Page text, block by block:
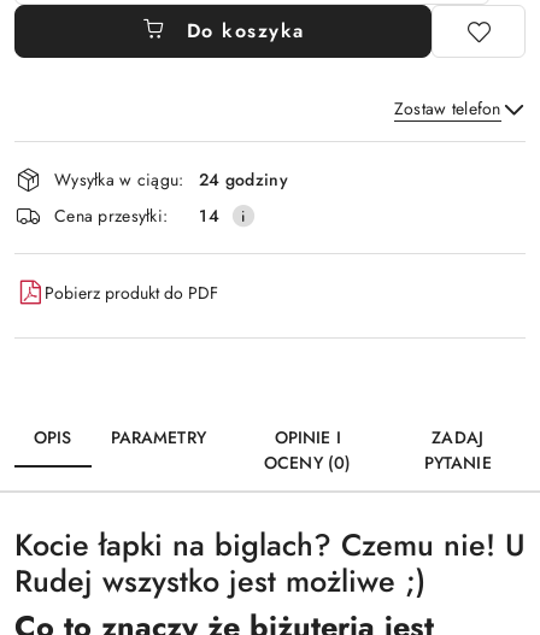
Do koszyka
Zostaw telefon
Wyślij
Dostępność
i
dostawa
Wysyłka w ciągu:
24 godziny
Cena przesyłki:
14
Pobierz produkt do PDF
OPIS PARAMETRY
OPINIE I
OCENY (0)
ZADAJ
PYTANIE
Kocie łapki na biglach? Czemu nie! U
Rudej wszystko jest możliwe ;)